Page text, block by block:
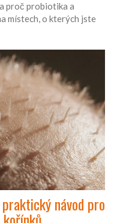
proč probiotika a
místech, o kterých jste
návod pro